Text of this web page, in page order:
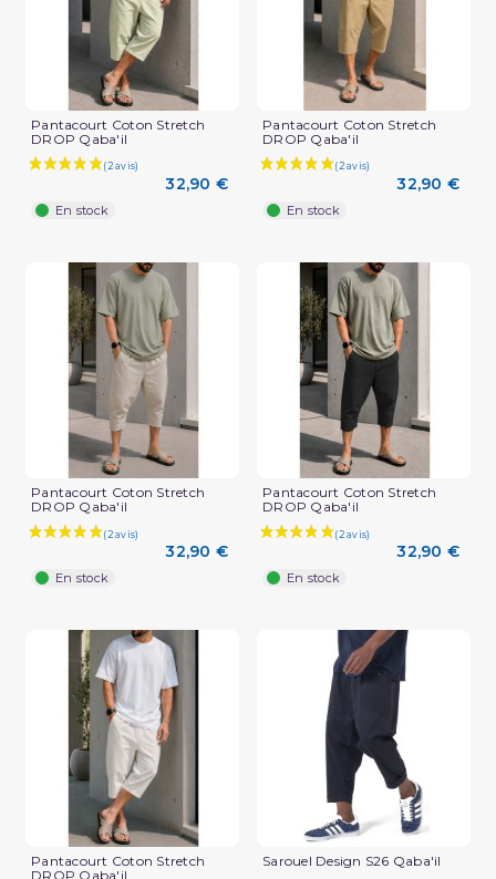
Pantacourt Coton Stretch
DROP Qaba'il
32,90 €
En stock
Pantacourt Coton Stretch
DROP Qaba'il
32,90 €
En stock
Pantacourt Coton Stretch
DROP Qaba'il
32,90 €
En stock
Pantacourt Coton Stretch
DROP Qaba'il
32,90 €
En stock
Pantacourt Coton Stretch
DROP Qaba'il
Sarouel Design S26 Qaba'il